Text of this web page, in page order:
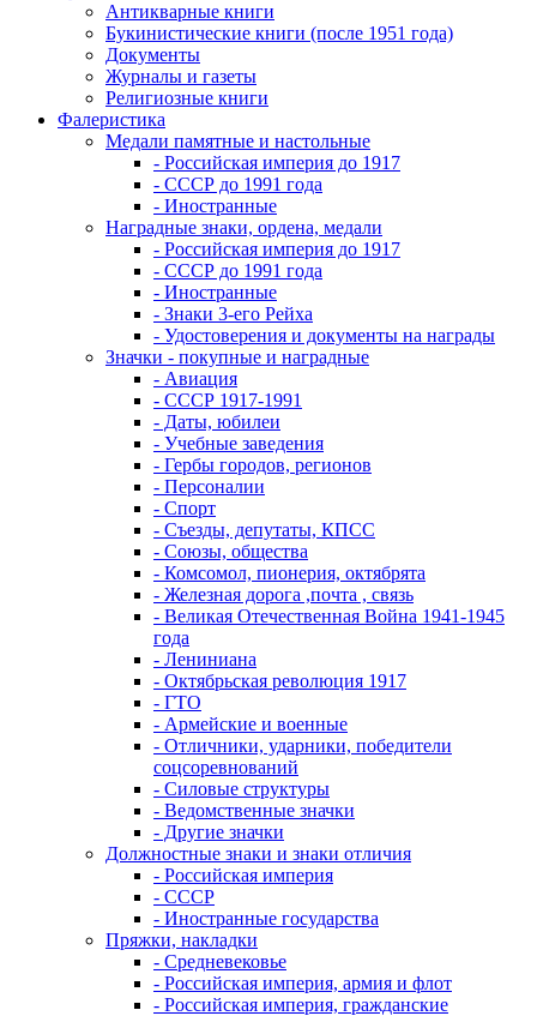
Антикварные книги
Букинистические книги (после 1951 года)
Документы
Журналы и газеты
Религиозные книги
Фалеристика
Медали памятные и настольные
- Российская империя до 1917
- СССР до 1991 года
- Иностранные
Наградные знаки, ордена, медали
- Российская империя до 1917
- СССР до 1991 года
- Иностранные
- Знаки 3-его Рейха
- Удостоверения и документы на награды
Значки - покупные и наградные
- Авиация
- СССР 1917-1991
- Даты, юбилеи
- Учебные заведения
- Гербы городов, регионов
- Персоналии
- Спорт
- Съезды, депутаты, КПСС
- Союзы, общества
- Комсомол, пионерия, октябрята
- Железная дорога ,почта , связь
- Великая Отечественная Война 1941-1945
года
- Лениниана
- Октябрьская революция 1917
- ГТО
- Армейские и военные
- Отличники, ударники, победители
соцсоревнований
- Силовые структуры
- Ведомственные значки
- Другие значки
Должностные знаки и знаки отличия
- Российская империя
- СССР
- Иностранные государства
Пряжки, накладки
- Средневековье
- Российская империя, армия и флот
- Российская империя, гражданские